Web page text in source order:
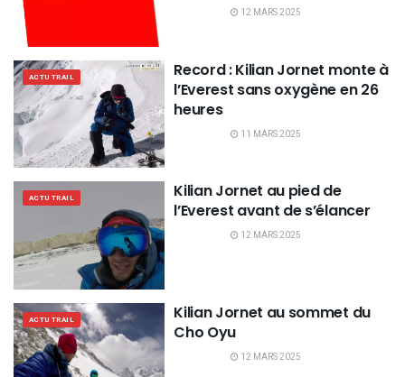
12 MARS 2025
ACTU TRAIL
Record : Kilian Jornet monte à
l’Everest sans oxygène en 26
heures
11 MARS 2025
ACTU TRAIL
Kilian Jornet au pied de
l’Everest avant de s’élancer
12 MARS 2025
ACTU TRAIL
Kilian Jornet au sommet du
Cho Oyu
12 MARS 2025